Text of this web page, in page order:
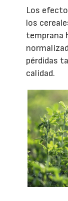
Los
los
temprana
pérdidas
calidad.